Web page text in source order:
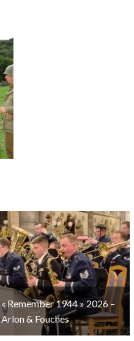
« Remember 1944 » 2026 –
Arlon & Fouches